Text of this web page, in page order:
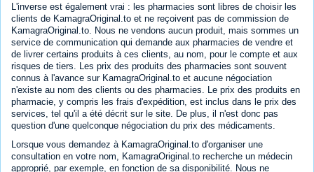
L'inverse est également vrai : les pharmacies sont libres de choisir les
clients de KamagraOriginal.to et ne reçoivent pas de commission de
KamagraOriginal.to. Nous ne vendons aucun produit, mais sommes un
service de communication qui demande aux pharmacies de vendre et
de livrer certains produits à ces clients, au nom, pour le compte et aux
risques de tiers. Les prix des produits des pharmacies sont souvent
connus à l'avance sur KamagraOriginal.to et aucune négociation
n'existe au nom des clients ou des pharmacies. Le prix des produits en
pharmacie, y compris les frais d'expédition, est inclus dans le prix des
services, tel qu'il a été décrit sur le site. De plus, il n'est donc pas
question d'une quelconque négociation du prix des médicaments.
Lorsque vous demandez à KamagraOriginal.to d'organiser une
consultation en votre nom, KamagraOriginal.to recherche un médecin
approprié, par exemple, en fonction de sa disponibilité. Nous ne